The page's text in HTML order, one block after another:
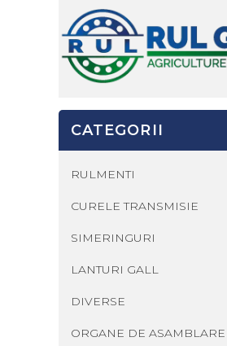
CATEGORII
RULMENTI
CURELE TRANSMISIE
SIMERINGURI
LANTURI GALL
DIVERSE
ORGANE DE ASAMBLARE